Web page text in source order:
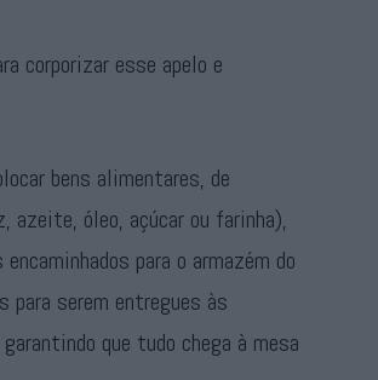
corporizar esse apelo e
bens alimentares, de
azeite, óleo, açúcar ou farinha),
para o armazém do
para serem entregues às
que tudo chega à mesa